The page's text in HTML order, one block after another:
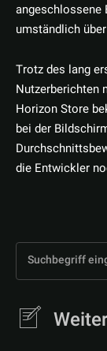
angeschlossene
umständlich
Trotz des lang
Nutzerberichten
Horizon Store
bei der
die Entwickler
Suchbegriff